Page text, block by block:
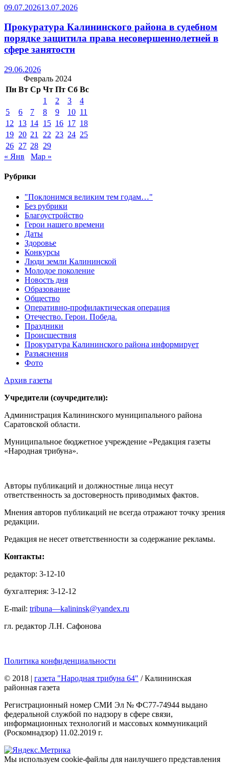
09.07.202613.07.2026
Прокуратура Калининского района в судебном
порядке защитила права несовершеннолетней в
сфере занятости
29.06.2026
Февраль 2024
Пн Вт Ср Чт Пт Сб Вс
1
2 3
4
5
6 7 8 9 10 11
12
13 14 15 16 17 18
19 20 21 22 23 24 25
26 27 28 29
« Янв
Мар »
Рубрики
"Поклонимся великим тем годам…"
Без рубрики
Благоустройство
Герои нашего времени
Даты
Здоровье
Конкурсы
Люди земли Калининской
Молодое поколение
Новость дня
Образование
Общество
Оперативно-профилактическая операция
Отечество. Герои. Победа.
Праздники
Происшествия
Прокуратура Калининского района информирует
Разъяснения
Фото
Архив газеты
Учредители (соучредители):
Администрация Калининского муниципального района
Саратовской области.
Муниципальное бюджетное учреждение «Редакция газеты
«Народная трибуна».
Авторы публикаций и должностные лица несут
ответственность за достоверность приводимых фактов.
Мнения авторов публикаций не всегда отражают точку зрения
редакции.
Редакция не несет ответственности за содержание рекламы.
Контакты:
редактор: 3-12-10
бухгалтерия: 3-12-12
E-mail: tribuna—kalininsk@yandex.ru
гл. редактор Л.Н. Сафонова
Политика конфиденциальности
© 2018 | газета "Народная трибуна 64" / Калининская
районная газета
Регистрационный номер СМИ Эл № ФС77-74944 выдано
федеральной службой по надзору в сфере связи,
информационных технологий и массовых коммуникаций
(Роскомнадзор) 11.02.2019 г.
Мы используем cookie-файлы для наилучшего представления